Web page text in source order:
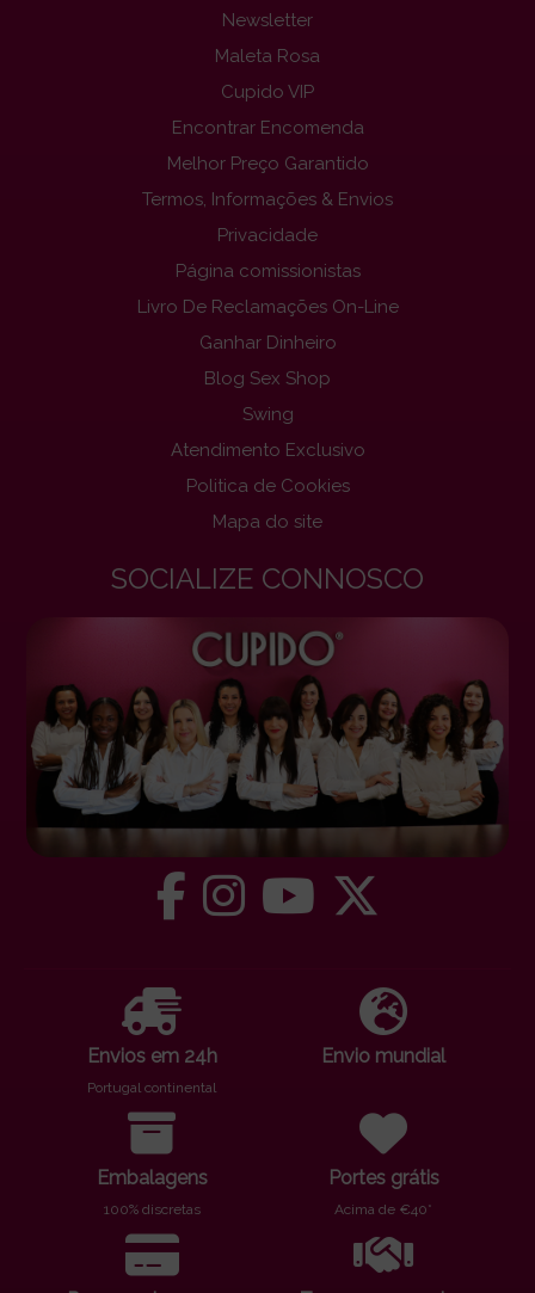
Newsletter
Maleta Rosa
Cupido VIP
Encontrar Encomenda
Melhor Preço Garantido
Termos, Informações & Envios
Privacidade
Página comissionistas
Livro De Reclamações On-Line
Ganhar Dinheiro
Blog Sex Shop
Swing
Atendimento Exclusivo
Politica de Cookies
Mapa do site
SOCIALIZE CONNOSCO
Envios em 24h
Portugal continental
Envio mundial
Embalagens
100% discretas
Portes grátis
Acima de €40*